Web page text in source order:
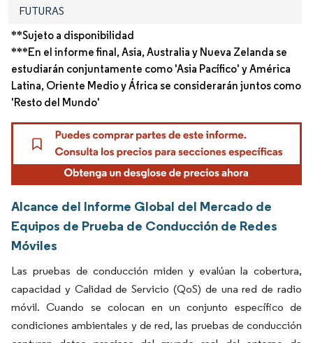
FUTURAS
**Sujeto a disponibilidad
***En el informe final, Asia, Australia y Nueva Zelanda se
estudiarán conjuntamente como 'Asia Pacífico' y América
Latina, Oriente Medio y África se considerarán juntos como
'Resto del Mundo'
Alcance del Informe Global del Mercado de
Equipos de Prueba de Conducción de Redes
Móviles
Las pruebas de conducción miden y evalúan la cobertura,
capacidad y Calidad de Servicio (QoS) de una red de radio
móvil. Cuando se colocan en un conjunto específico de
condiciones ambientales y de red, las pruebas de conducción